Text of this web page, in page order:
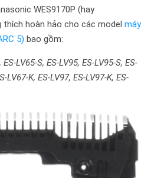
WES9170P (hay
hoàn hảo cho các model máy
5) bao gồm:
LV65-S, ES-LV95, ES-LV95-S, ES-
LV67-K, ES-LV97, ES-LV97-K, ES-